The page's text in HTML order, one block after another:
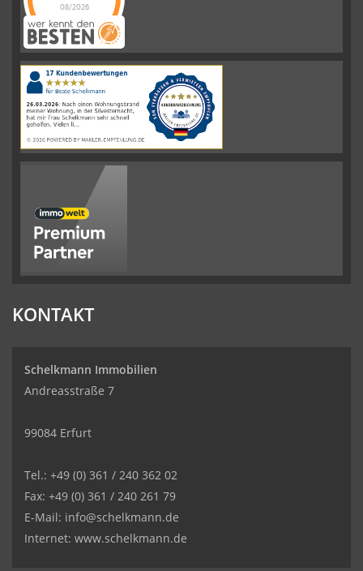
08/2026
Schelkmann
Immobilienhat
|110Schelkmann
ImmobilienBewertungen
auf
werkenntdenBESTEN.de
KONTAKT
Schelkmann Immobilien
Andreasstraße 7
99084 Erfurt
Tel.: +49 (0) 361 / 240 362 02
Fax: +49 (0) 361 / 240 261 79
E-Mail: info@schelkmann.de
Internet: www.schelkmann.de